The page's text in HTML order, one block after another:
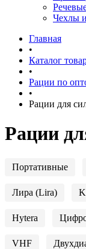
Чехлы
Главная
•
Каталог
•
Рации по
•
Рации для
Рации
Портативные
Лира (Lira)
Hytera
VHF